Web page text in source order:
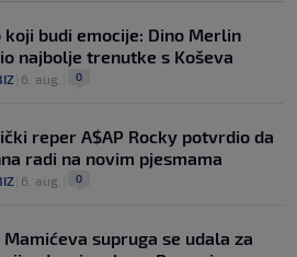
koji budi emocije: Dino Merlin
najbolje trenutke s Koševa
6. aug. 0
reper A$AP Rocky potvrdio da
radi na novim pjesmama
6. aug. 0
Mamićeva supruga se udala za